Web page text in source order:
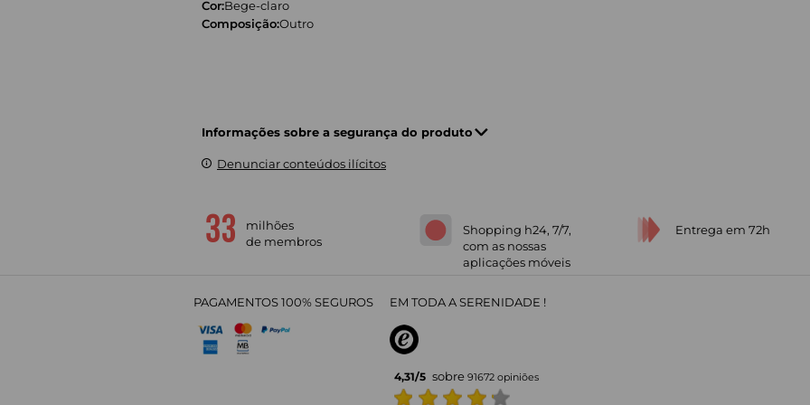
Cor:Bege-claro
Composição:Outro
Informações sobre a segurança do produto
Denunciar conteúdos ilícitos
milhões
de membros
Shopping h24, 7/7,
com as nossas
aplicações móveis
Entrega em 72h
PAGAMENTOS 100% SEGUROS EM TODA A SERENIDADE !
4,31/5 sobre 91672opiniões